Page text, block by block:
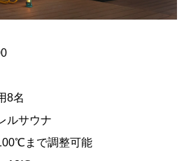
8名
ルサウナ
まで調整可能